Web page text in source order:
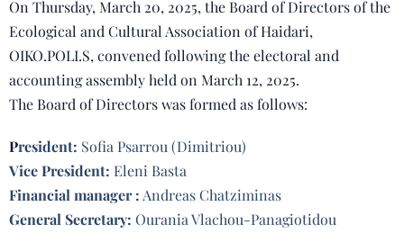
On Thursday, March 20, 2025, the Board of Directors of the
Ecological and Cultural Association of Haidari,
OIKO.POLI.S, convened following the electoral and
accounting assembly held on March 12, 2025.
The Board of Directors was formed as follows:
President: Sofia Psarrou (Dimitriou)
Vice President: Eleni Basta
Financial manager : Andreas Chatziminas
General Secretary: Ourania Vlachou-Panagiotidou